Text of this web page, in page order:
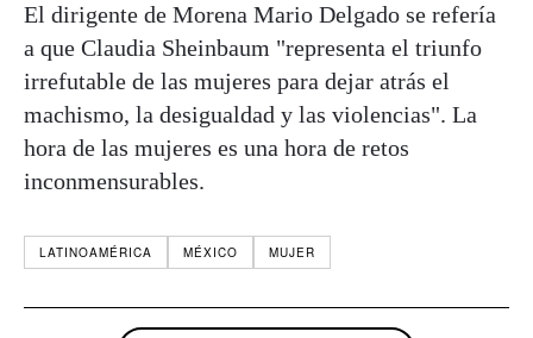
El dirigente de Morena Mario Delgado se refería
a que Claudia Sheinbaum "representa el triunfo
irrefutable de las mujeres para dejar atrás el
machismo, la desigualdad y las violencias". La
hora de las mujeres es una hora de retos
inconmensurables.
LATINOAMÉRICA MÉXICO MUJER